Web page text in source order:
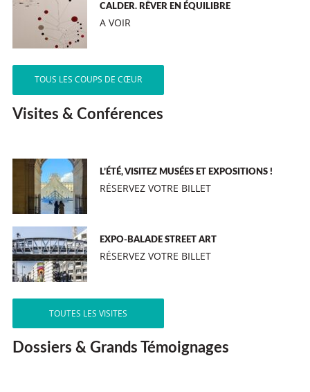
CALDER. RÊVER EN ÉQUILIBRE
A VOIR
TOUS LES COUPS DE CŒUR
Visites & Conférences
L’ÉTÉ, VISITEZ MUSÉES ET EXPOSITIONS !
RÉSERVEZ VOTRE BILLET
EXPO-BALADE STREET ART
RÉSERVEZ VOTRE BILLET
TOUTES LES VISITES
Dossiers & Grands Témoignages